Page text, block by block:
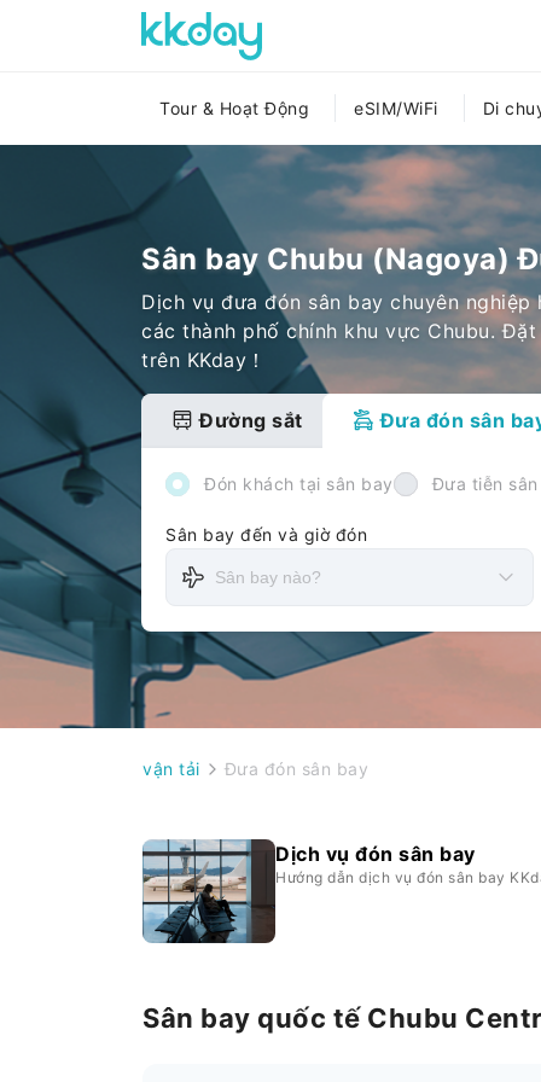
Tour & Hoạt Động eSIM/WiFi Di
Sân bay Chubu (Nagoya)
Dịch vụ đưa đón sân bay chuyên
các thành phố chính khu vực Chubu.
trên KKday！
Đường sắt Đưa đón sân
Đón khách tại sân bay Đưa tiễn
Sân bay đến và giờ đón
vận tải Đưa đón sân bay
Dịch vụ đón sân bay
Hướng dẫn dịch vụ đón sân bay
Sân bay quốc tế Chubu